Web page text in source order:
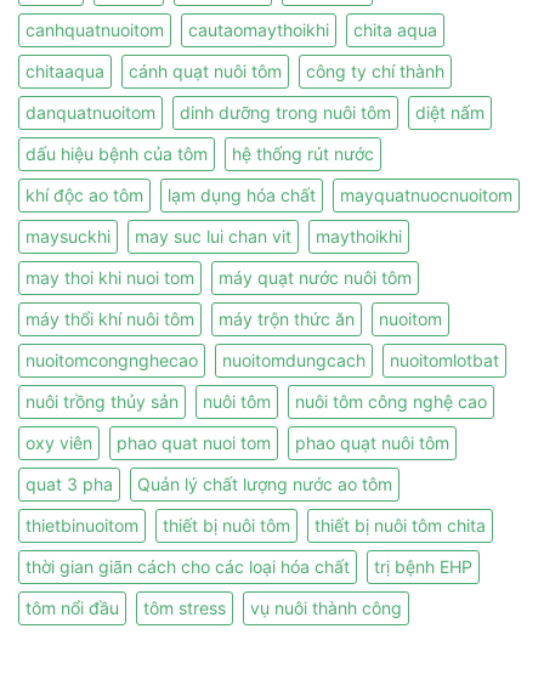
canhquatnuoitom
cautaomaythoikhi
chita aqua
chitaaqua
cánh quạt nuôi tôm
công ty chí thành
danquatnuoitom
dinh dưỡng trong nuôi tôm
diệt nấm
dấu hiệu bệnh của tôm
hệ thống rút nước
khí độc ao tôm
lạm dụng hóa chất
mayquatnuocnuoitom
maysuckhi
may suc lui chan vit
maythoikhi
may thoi khi nuoi tom
máy quạt nước nuôi tôm
máy thổi khí nuôi tôm
máy trộn thức ăn
nuoitom
nuoitomcongnghecao
nuoitomdungcach
nuoitomlotbat
nuôi trồng thủy sản
nuôi tôm
nuôi tôm công nghệ cao
oxy viên
phao quat nuoi tom
phao quạt nuôi tôm
quat 3 pha
Quản lý chất lượng nước ao tôm
thietbinuoitom
thiết bị nuôi tôm
thiết bị nuôi tôm chita
thời gian giãn cách cho các loại hóa chất
trị bệnh EHP
tôm nổi đầu
tôm stress vụ nuôi thành công